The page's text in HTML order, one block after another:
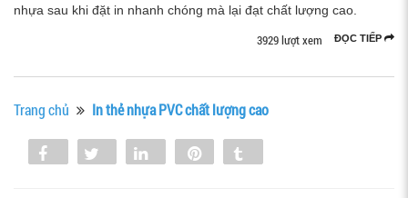
nhựa sau khi đặt in nhanh chóng mà lại đạt chất lượng cao.
ĐỌC TIẾP
3929 lượt xem
Trang chủ In thẻ nhựa PVC chất lượng cao
Share Tweet Share